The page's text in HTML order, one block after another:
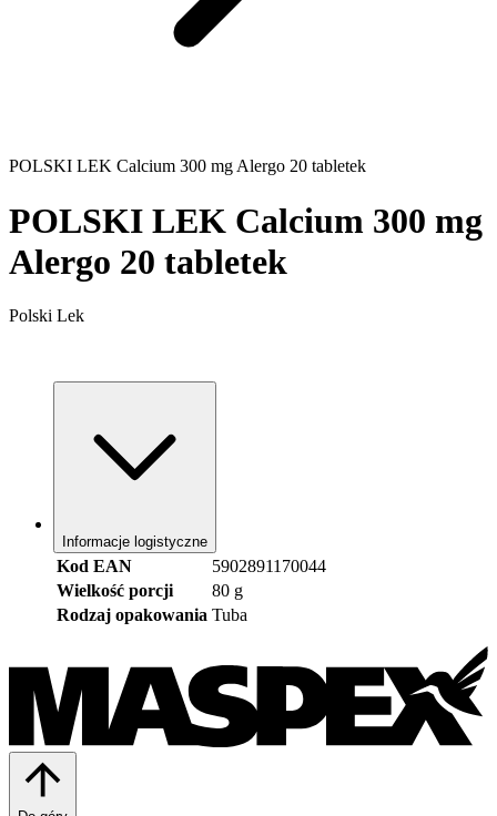
POLSKI LEK Calcium 300 mg Alergo 20 tabletek
POLSKI LEK Calcium 300 mg
Alergo 20 tabletek
Polski Lek
Informacje logistyczne
Kod EAN
5902891170044
Wielkość porcji
80 g
Rodzaj opakowania Tuba